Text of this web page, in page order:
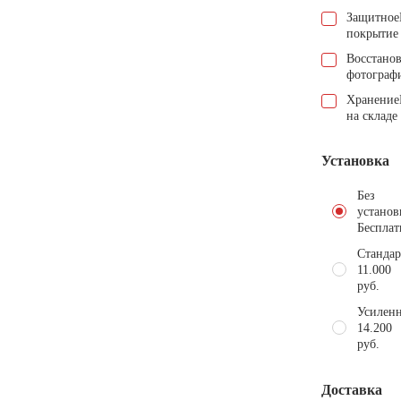
Защитное
покрытие
Хранение
на складе
Установка
Без
11.000
руб.
14.200
руб.
Доставка